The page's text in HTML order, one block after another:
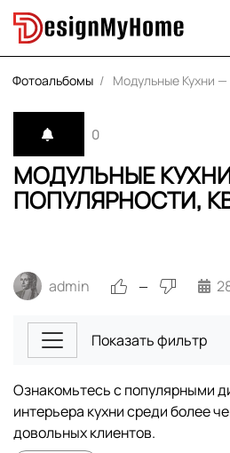
Фотоальбомы Модульные Кухни
МОДУЛЬНЫЕ
ПОПУЛЯРНОСТИ,
0
admin —
Показать фильтр
Ознакомьтесь с популярными
интерьера кухни среди более
довольных клиентов.